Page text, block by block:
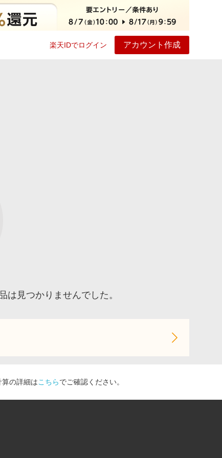
楽天IDでログイン アカウント作成
は見つかりませんでした。
の詳細はこちらでご確認ください。